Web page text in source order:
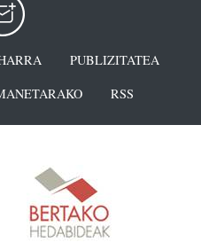
PUBLIZITATEA
RSS